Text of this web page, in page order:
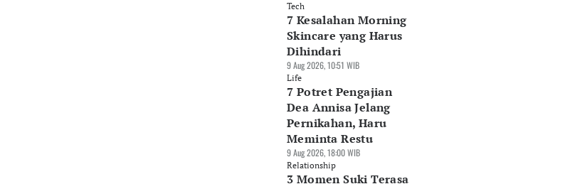
Tech
7 Kesalahan Morning
Skincare yang Harus
Dihindari
9 Aug 2026, 10:51 WIB
Life
7 Potret Pengajian
Dea Annisa Jelang
Pernikahan, Haru
Meminta Restu
9 Aug 2026, 18:00 WIB
Relationship
3 Momen Suki Terasa